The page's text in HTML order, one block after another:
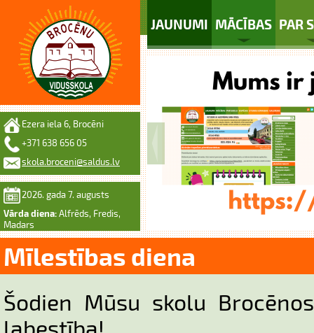
JAUNUMI MĀCĪBAS PAR
Ezera iela 6, Brocēni
+371 638 656 05
skola.broceni@saldus.lv
2026. gada 7. augusts
Vārda diena: Alfrēds, Fredis,
Madars
Mīlestības diena
Šodien Mūsu skolu
labestība!